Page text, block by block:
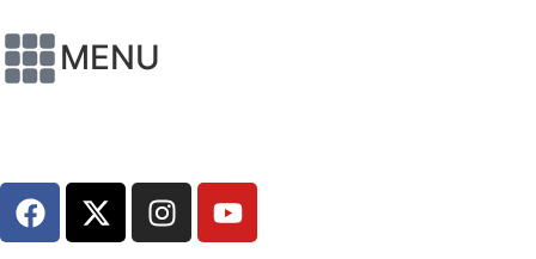
MENU